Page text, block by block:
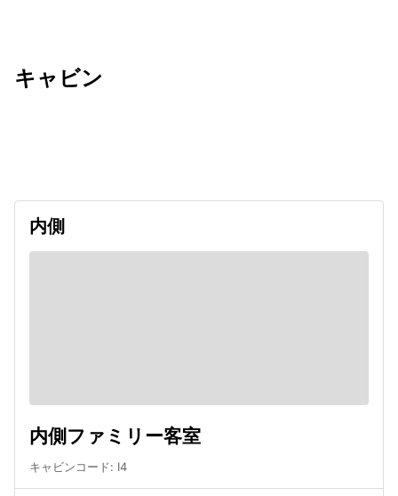
キャビン
内側
内側ファミリー客室
キャビンコード: I4